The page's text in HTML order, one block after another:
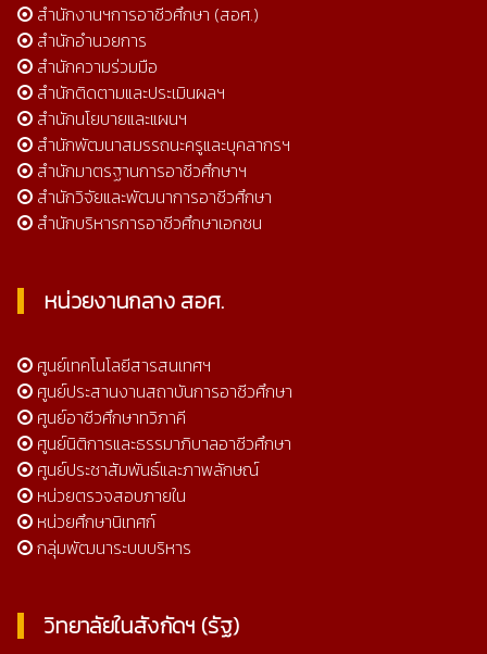
สำนักงานฯการอาชีวศึกษา (สอศ.)
สำนักอำนวยการ
สำนักความร่วมมือ
สำนักติดตามและประเมินผลฯ
สำนักนโยบายและแผนฯ
สำนักพัฒนาสมรรถนะครูและบุคลากรฯ
สำนักมาตรฐานการอาชีวศึกษาฯ
สำนักวิจัยและพัฒนาการอาชีวศึกษา
สำนักบริหารการอาชีวศึกษาเอกชน
หน่วยงานกลาง สอศ.
ศูนย์เทคโนโลยีสารสนเทศฯ
ศูนย์ประสานงานสถาบันการอาชีวศึกษา
ศูนย์อาชีวศึกษาทวิภาคี
ศูนย์นิติการและธรรมาภิบาลอาชีวศึกษา
ศูนย์ประชาสัมพันธ์และภาพลักษณ์
หน่วยตรวจสอบภายใน
หน่วยศึกษานิเทศก์
กลุ่มพัฒนาระบบบริหาร
วิทยาลัยในสังกัดฯ (รัฐ)